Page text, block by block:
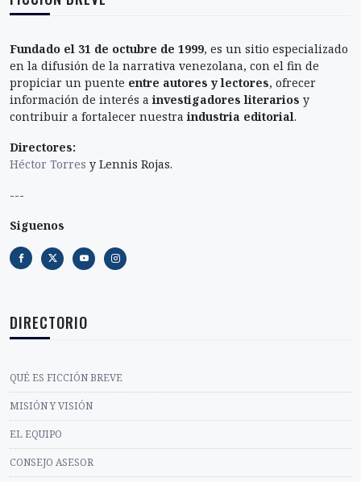
Fundado el 31 de octubre de 1999, es un sitio especializado
en la difusión de la narrativa venezolana, con el fin de
propiciar un puente entre autores y lectores, ofrecer
información de interés ainvestigadores literarios y
contribuir a fortalecer nuestraindustria editorial.
Directores:
Héctor Torres y Lennis Rojas.
---
Siguenos
DIRECTORIO
QUÉ ES FICCIÓN BREVE
MISIÓN Y VISIÓN
EL EQUIPO
CONSEJO ASESOR